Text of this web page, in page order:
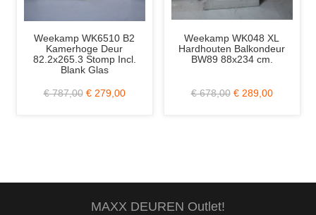
Weekamp WK6510 B2
Kamerhoge Deur
82.2x265.3 Stomp Incl.
Blank Glas
€ 787,00 € 279,00
Weekamp WK048 XL
Hardhouten Balkondeur
BW89 88x234 cm.
€ 678,00 € 289,00
MAXX DEUREN Outlet!